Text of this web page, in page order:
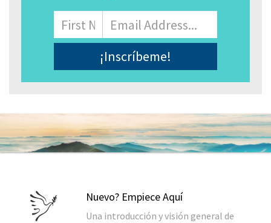
Name
Nombre
Correo
Electrónico
Nuevo? Empiece Aquí
Una introducción y visión general de